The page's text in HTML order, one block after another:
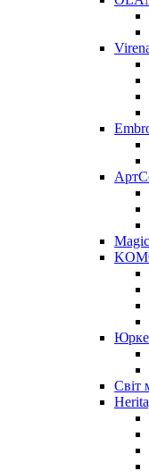
Світ